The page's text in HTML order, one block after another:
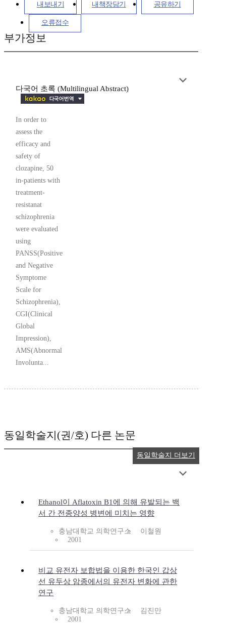
내보내기 내책장담기 공유하기
오류접수
부가정보
다국어 초록 (Multilingual Abstract)
In order to
assess the
efficacy and
safety of
clozapine, 50
in-patients with
treatment-
resistanat
schizophrenia
were evaluated
using
PANSS(Positive
and Negative
Symptome
Scale for
Schizophrenia),
CGI(Clinical
Global
Impression),
AMS(Abnormal
Involunta...
동일학술지(권/호) 다른 논문
Ethanol이 Aflatoxin B1에 의해 유발되는 백
서 간 전종양성 병변에 미치는 영향
충남대학교 의학연구소
이철원
2001
비교 유전자 보합법을 이용한 한국인 갑상
선 유두상 암종에서의 유전자 변화에 관한
연구
충남대학교 의학연구소
김진만
2001
동일학술지 더보기